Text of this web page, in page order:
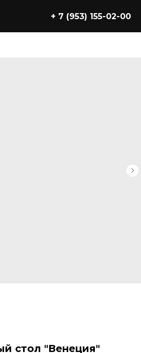
+ 7 (953) 155-02-00
стол "Венеция"